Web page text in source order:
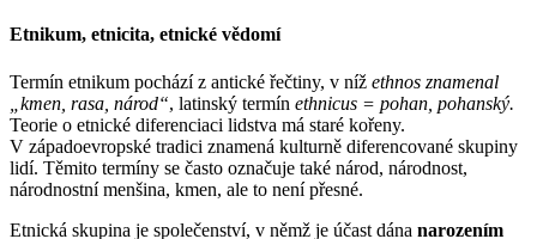
Etnikum, etnicita, etnické vědomí
Termín etnikum pochází z antické řečtiny, v níž ethnos znamenal
„kmen, rasa, národ“, latinský termín ethnicus = pohan, pohanský.
Teorie o etnické diferenciaci lidstva má staré kořeny.
V západoevropské tradici znamená kulturně diferencované skupiny
lidí. Těmito termíny se často označuje také národ, národnost,
národnostní menšina, kmen, ale to není přesné.
Etnická skupina je společenství, v němž je účast dána narozením